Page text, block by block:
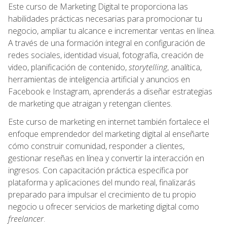
Este curso de Marketing Digital te proporciona las
habilidades prácticas necesarias para promocionar tu
negocio, ampliar tu alcance e incrementar ventas en línea.
A través de una formación integral en configuración de
redes sociales, identidad visual, fotografía, creación de
video, planificación de contenido,storytelling, analítica,
herramientas de inteligencia artificial y anuncios en
Facebook e Instagram, aprenderás a diseñar estrategias
de marketing que atraigan y retengan clientes.
Este curso de marketing en internet también fortalece el
enfoque emprendedor del marketing digital al enseñarte
cómo construir comunidad, responder a clientes,
gestionar reseñas en línea y convertir la interacción en
ingresos. Con capacitación práctica específica por
plataforma y aplicaciones del mundo real, finalizarás
preparado para impulsar el crecimiento de tu propio
negocio u ofrecer servicios de marketing digital como
freelancer.